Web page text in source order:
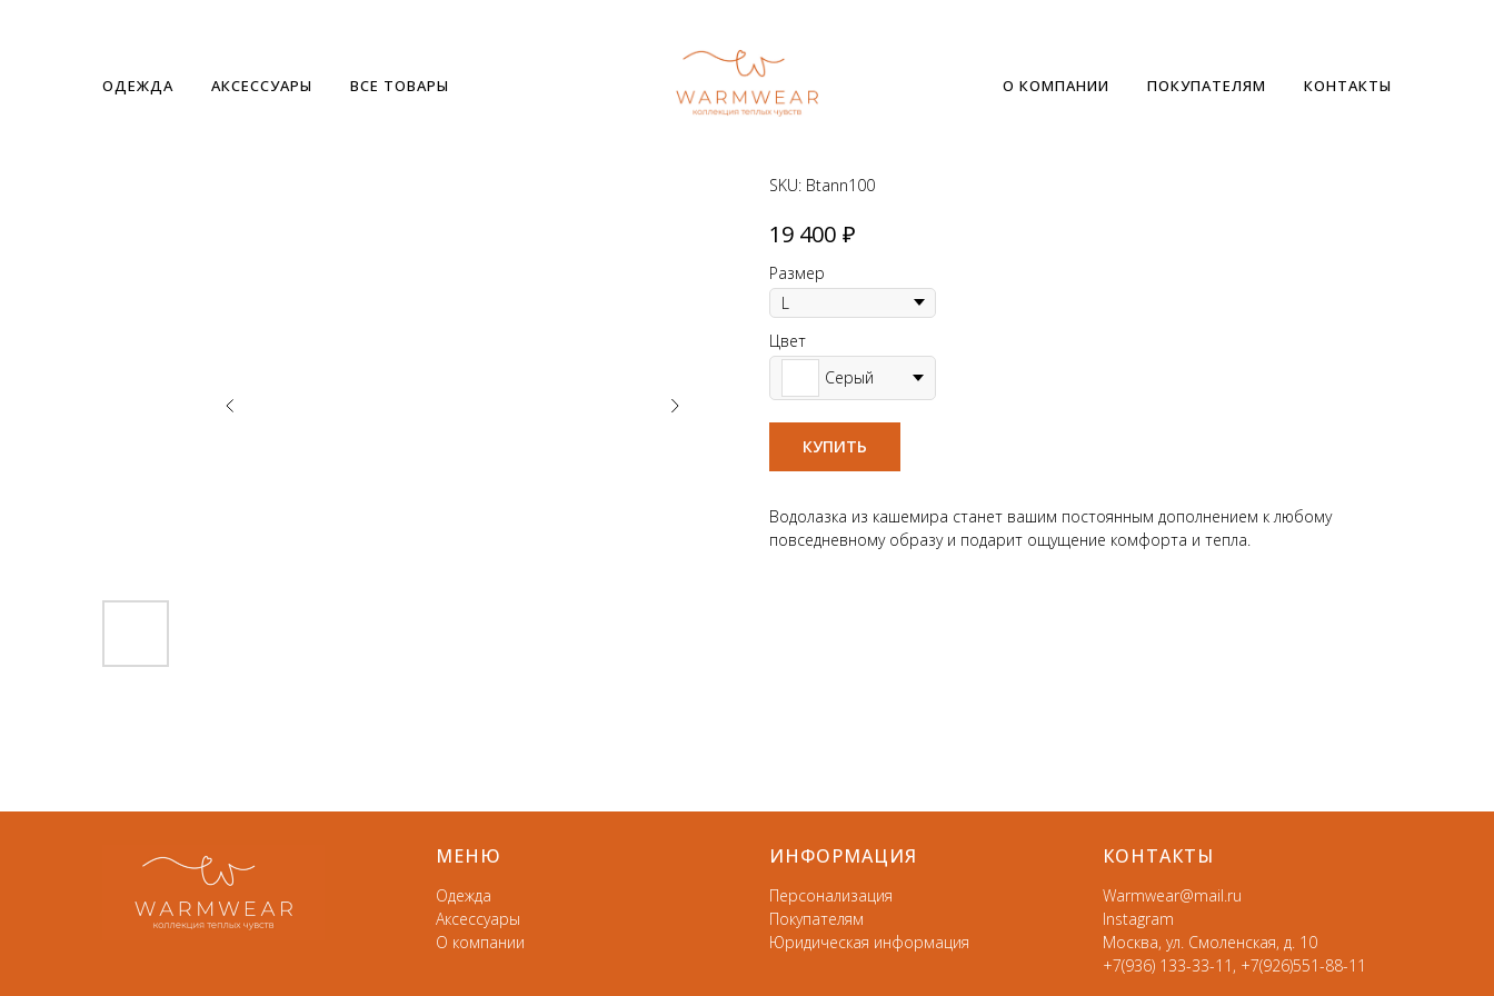
ОДЕЖДА АКСЕССУАРЫ ВСЕ ТОВАРЫ О КОМПАНИИ ПОКУПАТЕЛЯМ КОНТАКТЫ
SKU: Btann100
19 400 ₽
Размер
Цвет
Серый
КУПИТЬ
Водолазка из кашемира станет вашим постоянным дополнением к любому
повседневному образу и подарит ощущение комфорта и тепла.
МЕНЮ
Одежда
Аксессуары
О компании
ИНФОРМАЦИЯ
Персонализация
Покупателям
Юридическая информация
КОНТАКТЫ
Warmwear@mail.ru
Instagram
Москва, ул. Смоленская, д. 10
+7(936) 133-33-11, +7(926)551-88-11